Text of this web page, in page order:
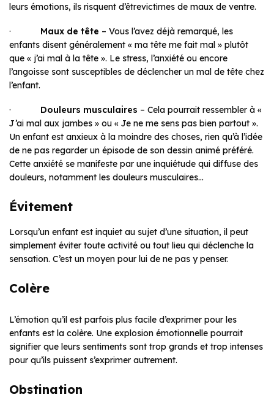
leurs émotions, ils risquent d’êtrevictimes de maux de ventre.
· Maux de tête – Vous l’avez déjà remarqué, les
enfants disent généralement « ma tête me fait mal » plutôt
que « j’ai mal à la tête ». Le stress, l’anxiété ou encore
l’angoisse sont susceptibles de déclencher un mal de tête chez
l’enfant.
· Douleurs musculaires – Cela pourrait ressembler à «
J’ai mal aux jambes » ou « Je ne me sens pas bien partout ».
Un enfant est anxieux à la moindre des choses, rien qu’à l’idée
de ne pas regarder un épisode de son dessin animé préféré.
Cette anxiété se manifeste par une inquiétude qui diffuse des
douleurs, notamment les douleurs musculaires…
Évitement
Lorsqu’un enfant est inquiet au sujet d’une situation, il peut
simplement éviter toute activité ou tout lieu qui déclenche la
sensation. C’est un moyen pour lui de ne pas y penser.
Colère
L’émotion qu’il est parfois plus facile d’exprimer pour les
enfants est la colère. Une explosion émotionnelle pourrait
signifier que leurs sentiments sont trop grands et trop intenses
pour qu’ils puissent s’exprimer autrement.
Obstination